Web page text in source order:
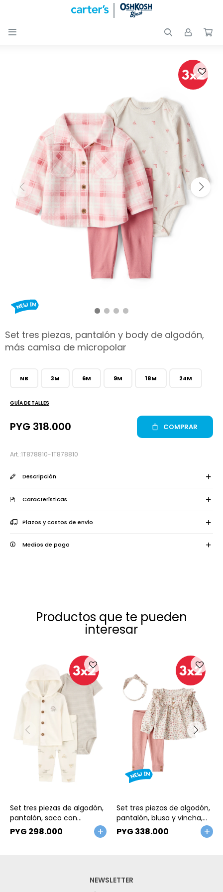

Set tres piezas, pantalón y body de algodón,
más camisa de micropolar
1T878810-1T878810
NB 3M 6M 9M 18M 24M
GUÍA DE TALLES
PYG 318.000 COMPRAR
Descripción
Características
Plazos y costos de envío
Medios de pago
Productos que te pueden
interesar
Set tres piezas de algodón,
pantalón, saco con
capucha y body, diseño
PYG 298.000
Set tres piezas de algodón,
pantalón, blusa y vincha,
diseño floral
PYG 338.000
NEWSLETTER
Nuevos
Calzado
Carter
OUTLET
Skip-